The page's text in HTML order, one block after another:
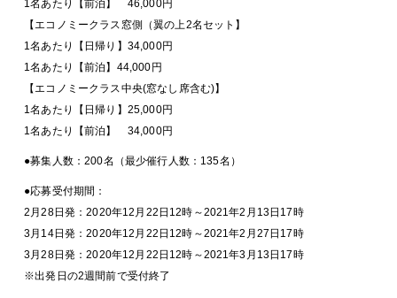
1名あたり【前泊】 46,000円
【エコノミークラス窓側（翼の上2名セット】
1名あたり【日帰り】34,000円
1名あたり【前泊】44,000円
【エコノミークラス中央(窓なし席含む)】
1名あたり【日帰り】25,000円
1名あたり【前泊】 34,000円
●募集人数：200名（最少催行人数：135名）
●応募受付期間：
2月28日発：2020年12月22日12時～2021年2月13日17時
3月14日発：2020年12月22日12時～2021年2月27日17時
3月28日発：2020年12月22日12時～2021年3月13日17時
※出発日の2週間前で受付終了